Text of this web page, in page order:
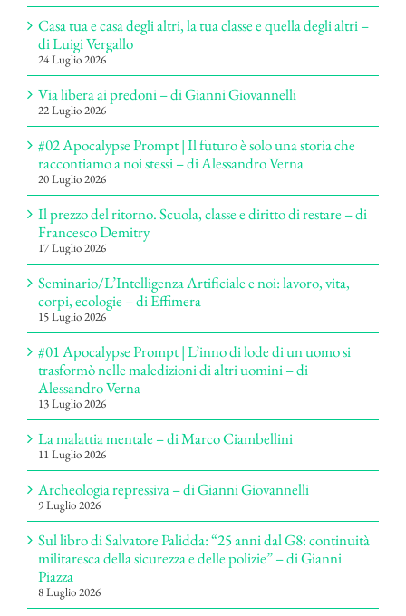
Casa tua e casa degli altri, la tua classe e quella degli altri –
di Luigi Vergallo
24 Luglio 2026
Via libera ai predoni – di Gianni Giovannelli
22 Luglio 2026
#02 Apocalypse Prompt | Il futuro è solo una storia che
raccontiamo a noi stessi – di Alessandro Verna
20 Luglio 2026
Il prezzo del ritorno. Scuola, classe e diritto di restare – di
Francesco Demitry
17 Luglio 2026
Seminario/L’Intelligenza Artificiale e noi: lavoro, vita,
corpi, ecologie – di Effimera
15 Luglio 2026
#01 Apocalypse Prompt | L’inno di lode di un uomo si
trasformò nelle maledizioni di altri uomini – di
Alessandro Verna
13 Luglio 2026
La malattia mentale – di Marco Ciambellini
11 Luglio 2026
Archeologia repressiva – di Gianni Giovannelli
9 Luglio 2026
Sul libro di Salvatore Palidda: “25 anni dal G8: continuità
militaresca della sicurezza e delle polizie” – di Gianni
Piazza
8 Luglio 2026